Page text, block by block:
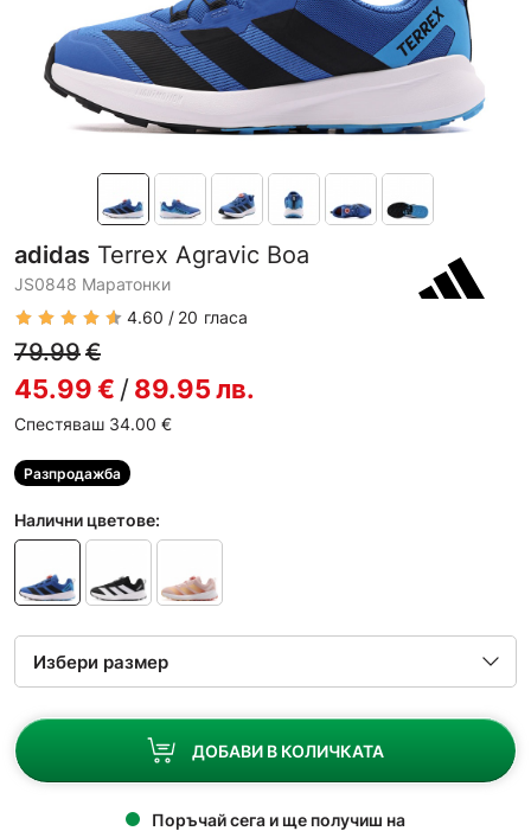
adidas Terrex Agravic Boa
JS0848 Маратонки
4.60
20 гласа
79.99€
45.99€ /89.95лв.
Спестяваш 34.00 €
Разпродажба
Налични цветове:
ДОБАВИ В КОЛИЧКАТА
Поръчай сега и ще получиш на